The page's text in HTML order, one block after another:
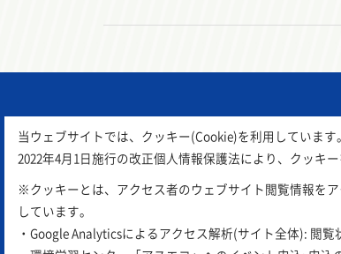
当ウェブサイトでは、クッキー(Cookie)を利用しています。
2022年4月1日施行の改正個人情報保護法により、クッキ
※クッキーとは、アクセス者のウェブサイト閲覧情報を
しています。
・Google Analyticsによるアクセス解析(サイト全体): 閲覧